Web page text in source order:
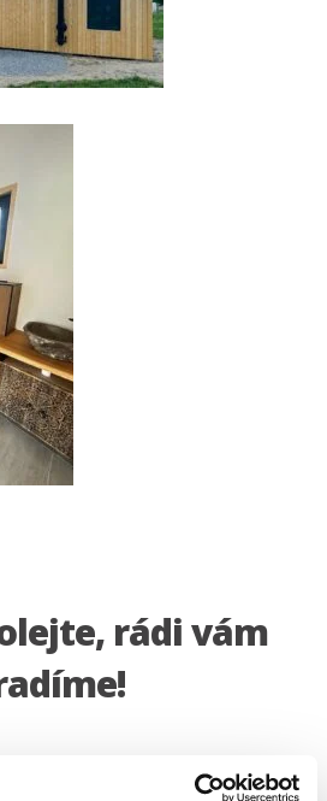
rádi vám
Tiny Housem, chatkou či